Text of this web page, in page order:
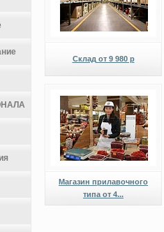
Склад от 9 980 р
Магазин прилавочного
типа от 4...